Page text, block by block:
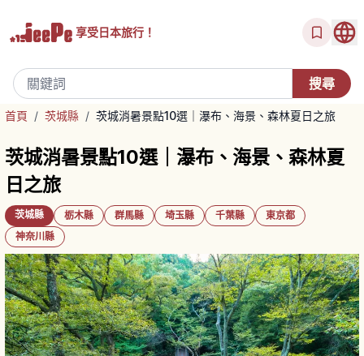
享受日本旅行！
首頁 / 茨城縣 / 茨城消暑景點10選｜瀑布、海景、森林夏日之旅
茨城消暑景點10選｜瀑布、海景、森林夏
日之旅
茨城縣 栃木縣 群馬縣 埼玉縣 千葉縣
東京都
神奈川縣